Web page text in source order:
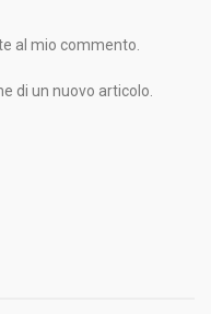
al mio commento.
di un nuovo articolo.